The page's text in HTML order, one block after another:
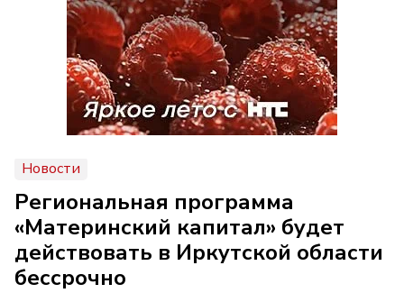
Новости
Региональная программа
«Материнский капитал» будет
действовать в Иркутской области
бессрочно